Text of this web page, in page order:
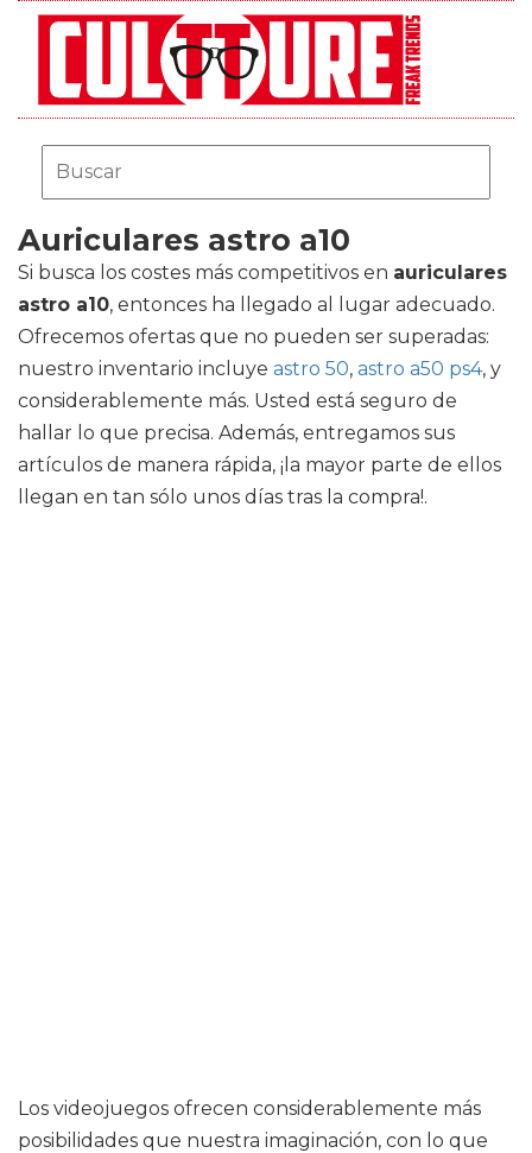
Auriculares astro a10
Si busca los costes más competitivos en auriculares
astro a10, entonces ha llegado al lugar adecuado.
Ofrecemos ofertas que no pueden ser superadas:
nuestro inventario incluye astro 50, astro a50 ps4, y
considerablemente más. Usted está seguro de
hallar lo que precisa. Además, entregamos sus
artículos de manera rápida, ¡la mayor parte de ellos
llegan en tan sólo unos días tras la compra!.
Los videojuegos ofrecen considerablemente más
posibilidades que nuestra imaginación, con lo que